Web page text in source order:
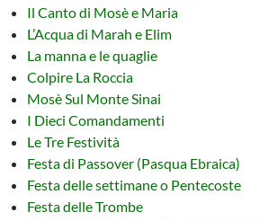
Il Canto di Mosè e Maria
L’Acqua di Marah e Elim
La manna e le quaglie
Colpire La Roccia
Mosè Sul Monte Sinai
I Dieci Comandamenti
Le Tre Festività
Festa di Passover (Pasqua Ebraica)
Festa delle settimane o Pentecoste
Festa delle Trombe